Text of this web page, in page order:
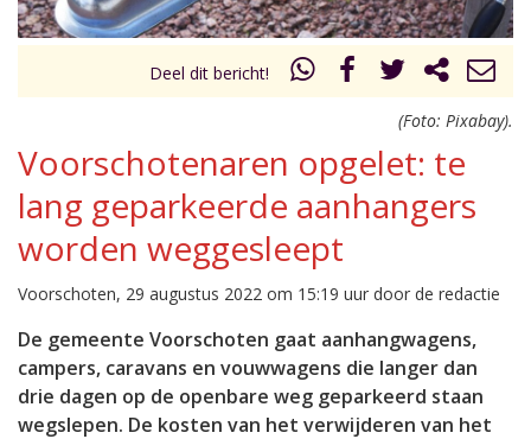
Deel dit bericht!
(Foto: Pixabay).
Voorschotenaren opgelet: te
lang geparkeerde aanhangers
worden weggesleept
Voorschoten, 29 augustus 2022 om 15:19 uur door de redactie
De gemeente Voorschoten gaat aanhangwagens,
campers, caravans en vouwwagens die langer dan
drie dagen op de openbare weg geparkeerd staan
wegslepen. De kosten van het verwijderen van het